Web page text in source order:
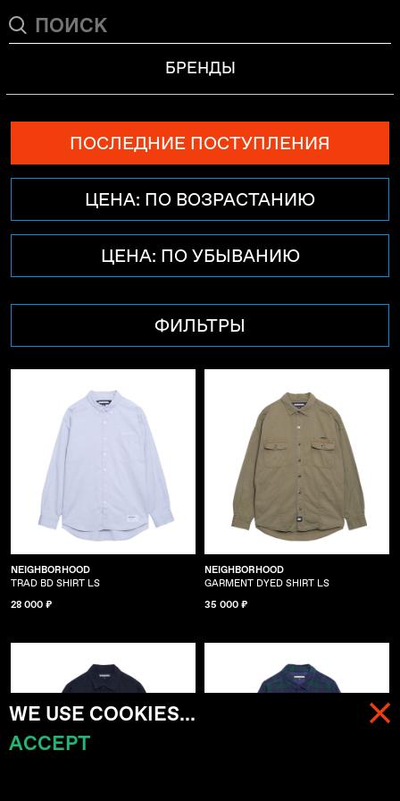
МЕНЮ
БРЕНДЫ
ПОСЛЕДНИЕ ПОСТУПЛЕНИЯ
ЦЕНА: ПО ВОЗРАСТАНИЮ
ЦЕНА: ПО УБЫВАНИЮ
ФИЛЬТРЫ
NEIGHBORHOOD
TRAD BD SHIRT LS
28 000 ₽
NEIGHBORHOOD
GARMENT DYED SHIRT LS
35 000 ₽
WE USE COOKIES...
ACCEPT